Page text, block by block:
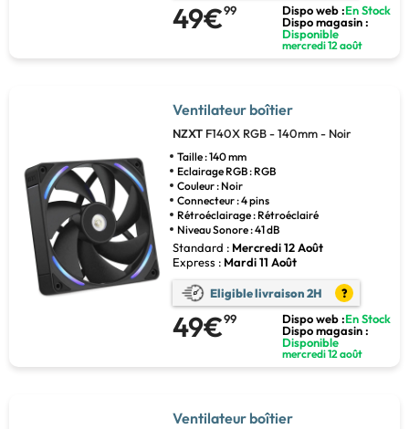
49€99 Dispo web :En Stock
Dispo magasin :
Disponible
mercredi 12 août
Ventilateur boîtier
NZXT F140X RGB - 140mm - Noir
Taille : 140 mm
Eclairage RGB : RGB
Couleur : Noir
Connecteur : 4 pins
Rétroéclairage : Rétroéclairé
Niveau Sonore : 41 dB
Standard : Mercredi 12 Août
Express : Mardi 11 Août
Eligible livraison 2H ?
49€99 Dispo web :En Stock
Dispo magasin :
Disponible
mercredi 12 août
Ventilateur boîtier